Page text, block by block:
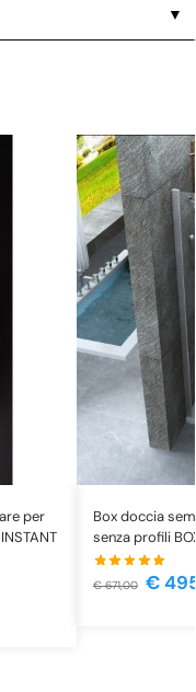
▼
per
Box doccia
senza profili
€671,00 €